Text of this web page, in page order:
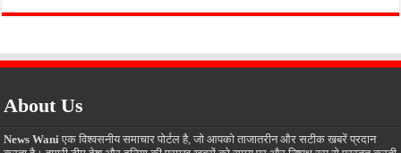
About Us
News Wani एक विश्वसनीय समाचार पोर्टल है, जो आपको ताजातरीन और सटीक खबरें प्रदान